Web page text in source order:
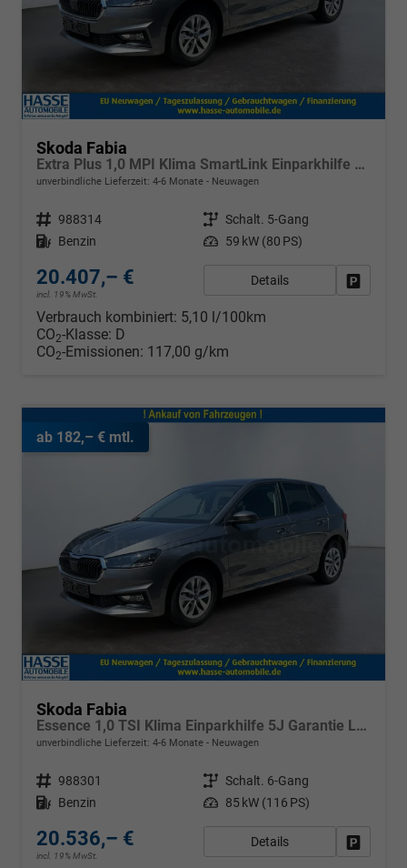
Skoda Fabia
Extra Plus 1,0 MPI Klima SmartLink Einparkhilfe 5J Garantie LED Alu Felgen Kamera Sitzheizung Bluetooth
unverbindliche Lieferzeit: 4-6 Monate Neuwagen
Fahrzeugnr. 988314 Getriebe Schalt. 5-Gang
Kraftstoff Benzin Leistung 59 kW (80 PS)
20.407,– €
incl. 19% MwSt.
Details
Verbrauch kombiniert: 5,10 l/100km
CO2-Klasse: D
CO2-Emissionen: 117,00 g/km
ab 182,– € mtl.
Skoda Fabia
Essence 1,0 TSI Klima Einparkhilfe 5J Garantie LED Scheinwerfer Bluetooth
unverbindliche Lieferzeit: 4-6 Monate Neuwagen
Fahrzeugnr. 988301 Getriebe Schalt. 6-Gang
Kraftstoff Benzin Leistung 85 kW (116 PS)
20.536,– €
incl. 19% MwSt.
Details